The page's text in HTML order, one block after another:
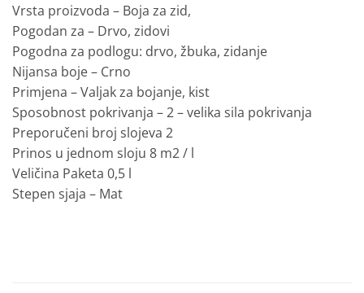
Vrsta proizvoda – Boja za zid,
Pogodan za – Drvo, zidovi
Pogodna za podlogu: drvo, žbuka, zidanje
Nijansa boje – Crno
Primjena – Valjak za bojanje, kist
Sposobnost pokrivanja – 2 – velika sila pokrivanja
Preporučeni broj slojeva 2
Prinos u jednom sloju 8 m2 / l
Veličina Paketa 0,5 l
Stepen sjaja – Mat